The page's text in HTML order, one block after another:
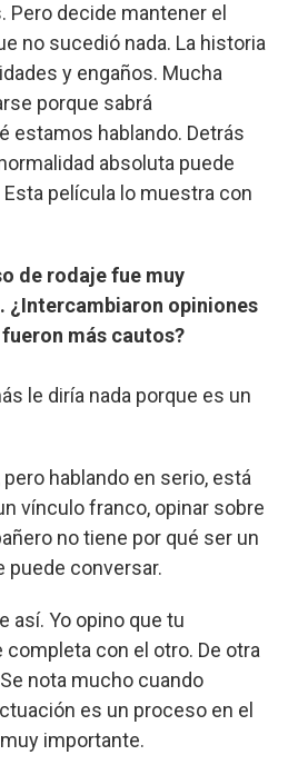
Pero decide mantener el
no sucedió nada. La historia
y engaños. Mucha
porque sabrá
estamos hablando. Detrás
absoluta puede
película lo muestra con
de rodaje fue muy
¿Intercambiaron opiniones
más cautos?
le diría nada porque es un
hablando en serio, está
vínculo franco, opinar sobre
no tiene por qué ser un
puede conversar.
así. Yo opino que tu
con el otro. De otra
nota mucho cuando
es un proceso en el
importante.